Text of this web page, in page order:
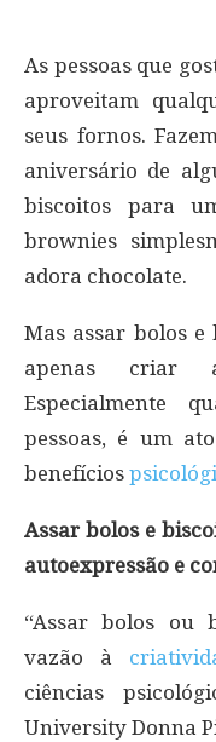
As pessoas que
aproveitam
seus fornos.
aniversário de
biscoitos para
brownies
adora chocolate.
Mas assar bolos
apenas criar
Especialmente
pessoas, é um
benefícios
Assar bolos e
autoexpressão e
“Assar bolos ou
vazão à
ciências
University Donna